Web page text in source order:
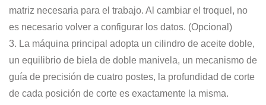
matriz necesaria para el trabajo. Al cambiar el troquel, no
es necesario volver a configurar los datos. (Opcional)
3. La máquina principal adopta un cilindro de aceite doble,
un equilibrio de biela de doble manivela, un mecanismo de
guía de precisión de cuatro postes, la profundidad de corte
de cada posición de corte es exactamente la misma.